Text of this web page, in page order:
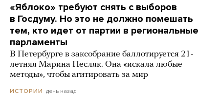
«Яблоко» требуют снять с выборов
в Госдуму. Но это не должно помешать
тем, кто идет от партии в региональные
парламенты
В Петербурге в заксобрание баллотируется 21-
летняя Марина Песляк. Она «искала любые
методы», чтобы агитировать за мир
ИСТОРИИ день назад